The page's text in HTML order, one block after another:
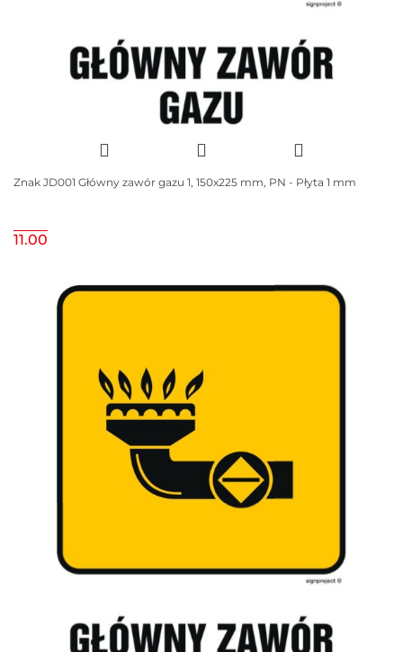
Znak JD001 Główny zawór gazu 1, 150x225 mm, PN - Płyta 1 mm
11.00